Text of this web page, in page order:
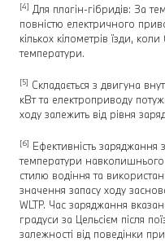
[4] Для плагін-гібридів: За
повністю електричного
кількох кілометрів їзди,
температури.
[5] Складається з двигуна
кВт та електроприводу
ходу залежить від рівня
[6] Ефективність заряджання
температури
стилю водіння та
значення запасу ходу
WLTP. Час заряджання
градуси за Цельсієм після
залежності від поведінки